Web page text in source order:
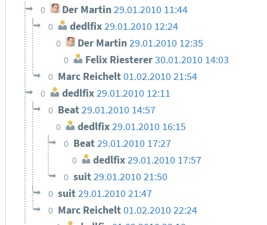
0 Der Martin 29.01.2010 11:44
0 dedlfix29.01.2010 12:24
0 Der Martin29.01.2010 12:35
0 Felix Riesterer30.01.2010 14:03
0 Marc Reichelt01.02.2010 21:54
0 dedlfix 29.01.2010 12:11
0 Beat29.01.2010 14:57
0 dedlfix29.01.2010 16:15
0 Beat29.01.2010 17:27
0 dedlfix29.01.2010 17:57
0 suit29.01.2010 21:50
0 suit29.01.2010 21:47
0 Marc Reichelt01.02.2010 22:24